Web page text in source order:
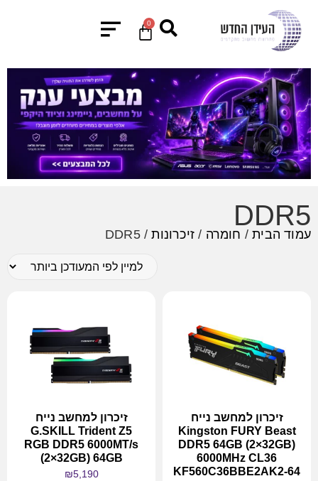
0
DDR5
עמוד הבית/ חומרה /זיכרונות/ DDR5
זיכרון למחשב נייח
Kingston FURY Beast
DDR5 64GB (2×32GB)
6000MHz CL36
KF560C36BBE2AK2-64
זיכרון למחשב נייח
G.SKILL Trident Z5
RGB DDR5 6000MT/s
(2×32GB) 64GB
₪5,190